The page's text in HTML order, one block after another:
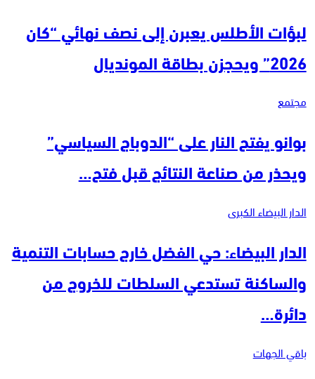
لبؤات الأطلس يعبرن إلى نصف نهائي “كان
2026” ويحجزن بطاقة المونديال
مجتمع
بوانو يفتح النار على “الدوباج السياسي”
ويحذر من صناعة النتائج قبل فتح…
الدار البيضاء الكبرى
الدار البيضاء: حي الفضل خارج حسابات التنمية
والساكنة تستدعي السلطات للخروج من
دائرة…
باقي الجهات